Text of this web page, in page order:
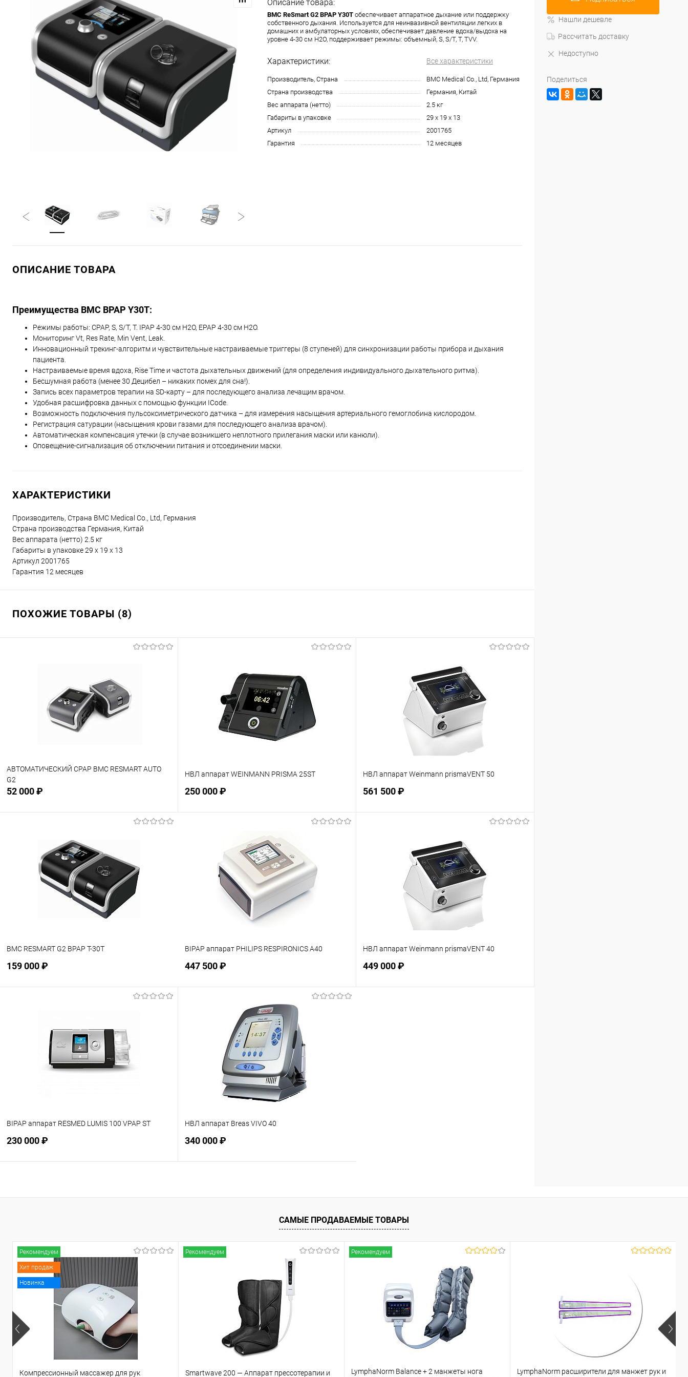
Описание товара:
BMC ReSmart G2 BPAP Y30T обеспечивает аппаратное дыхание или поддержку
собственного дыхания. Используется для неинвазивной вентиляции легких в
домашних и амбулаторных условиях, обеспечивает давление вдоха/выдоха на
уровне 4-30 см H2O, поддерживает режимы: объемный, S, S/T, T, TVV.
Характеристики: Все характеристики
Производитель, Страна
BMC Medical Co., Ltd, Германия
Страна производства
Германия, Китай
Вес аппарата (нетто)
2.5 кг
Габариты в упаковке
29 х 19 х 13
Артикул
2001765
Гарантия
12 месяцев
ОПИСАНИЕ ТОВАРА
Преимущества BMC BPAP Y30T:
Режимы работы: CPAP, S, S/T, T. IPAP 4-30 см H2O, EPAP 4-30 см H2O.
Мониторинг Vt, Res Rate, Min Vent, Leak.
Инновационный трекинг-алгоритм и чувствительные настраиваемые триггеры (8 ступеней) для синхронизации работы прибора и дыхания
пациента.
Настраиваемые время вдоха, Rise Time и частота дыхательных движений (для определения индивидуального дыхательного ритма).
Бесшумная работа (менее 30 Децибел – никаких помех для сна!).
Запись всех параметров терапии на SD-карту – для последующего анализа лечащим врачом.
Удобная расшифровка данных с помощью функции ICode.
Возможность подключения пульсоксиметрического датчика – для измерения насыщения артериального гемоглобина кислородом.
Регистрация сатурации (насыщения крови газами для последующего анализа врачом).
Автоматическая компенсация утечки (в случае возникшего неплотного прилегания маски или канюли).
Оповещение-сигнализация об отключении питания и отсоединении маски.
ХАРАКТЕРИСТИКИ
Производитель, Страна BMC Medical Co., Ltd, Германия
Страна производства Германия, Китай
Вес аппарата (нетто) 2.5 кг
Габариты в упаковке29 х 19 х 13
Артикул 2001765
Гарантия 12 месяцев
ПОХОЖИЕ ТОВАРЫ (8)
АВТОМАТИЧЕСКИЙ CPAP BMC RESMART AUTO
G2
52 000 ₽
В избранное Недоступно
НВЛ аппарат WEINMANN PRISMA 25ST
250 000 ₽
В избранное Недоступно
НВЛ аппарат Weinmann prismaVENT 50
561 500 ₽
В избранное Недоступно
BMC RESMART G2 BPAP Т-30T
159 000 ₽
В избранное Недоступно
BIPAP аппарат PHILIPS RESPIRONICS A40
447 500 ₽
Подписаться
В избранное Недоступно
НВЛ аппарат Weinmann prismaVENT 40
449 000 ₽
BIPAP аппарат RESMED LUMIS 100 VPAP ST
230 000 ₽
НВЛ аппарат Breas VIVO 40
340 000 ₽
Нашли дешевле
Рассчитать доставку
Недоступно
Поделиться
САМЫЕ ПРОДАВАЕМЫЕ ТОВАРЫ
Рекомендуем
Хит продаж
Новинка
Компрессионный массажер для рук
Рекомендуем
Smartwave 200 — Аппарат прессотерапии и
Рекомендуем
LymphaNorm Balance + 2 манжеты нога
LymphaNorm расширители для манжет рук и